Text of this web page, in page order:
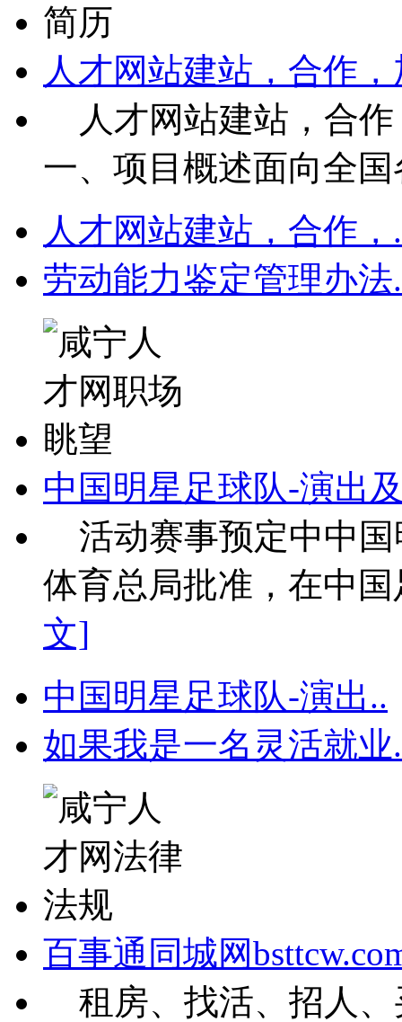
人才网站建站，合作
人才网站建站，合作
一、项目概述面向全
人才网站建站，合作，
劳动能力鉴定管理办法
中国明星足球队-演出
活动赛事预定中中国
体育总局批准，在中
文]
中国明星足球队-演出..
如果我是一名灵活就业
百事通同城网
租房、找活、招人、